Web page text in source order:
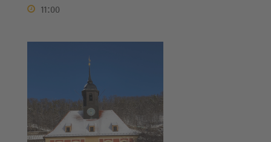
11:00